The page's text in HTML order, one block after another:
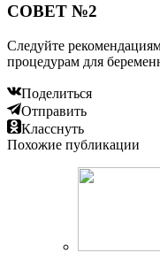
СОВЕТ №2
Следуйте
процедурам для
Поделиться
Отправить
Класснуть
Похожие публикации